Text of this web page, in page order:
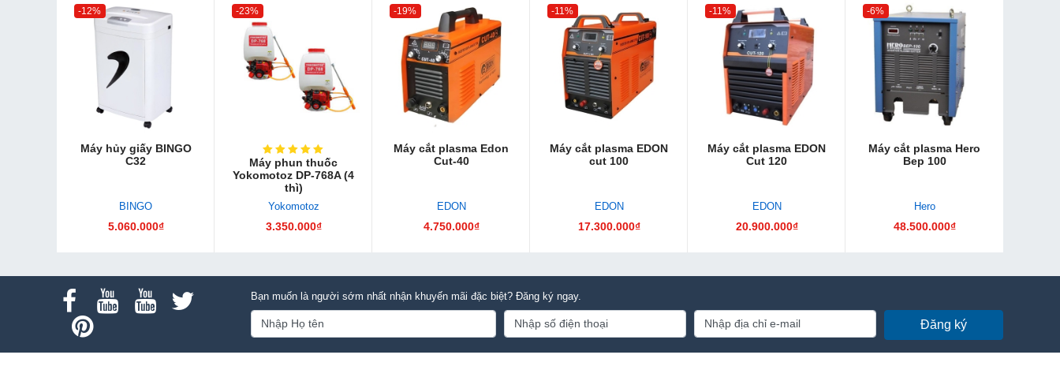
-12%
Máy hủy giấy BINGO
C32
BINGO
5.060.000₫
-23%
Máy phun thuốc
Yokomotoz DP-768A (4
thì)
Yokomotoz
3.350.000₫
-19%
Máy cắt plasma Edon
Cut-40
EDON
4.750.000₫
-11%
Máy cắt plasma EDON
cut 100
EDON
17.300.000₫
-11%
Máy cắt plasma EDON
Cut 120
EDON
20.900.000₫
-6%
Máy cắt plasma Hero
Bep 100
Hero
48.500.000₫
Bạn muốn là người sớm nhất nhận khuyến mãi đặc biệt? Đăng ký ngay.
Đăng ký